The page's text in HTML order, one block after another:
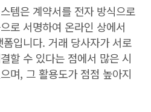
템은 계약서를 전자 방식으로
로 서명하여 온라인 상에서
입니다. 거래 당사자가 서로
할 수 있다는 점에서 많은 시
며, 그 활용도가 점점 높아지